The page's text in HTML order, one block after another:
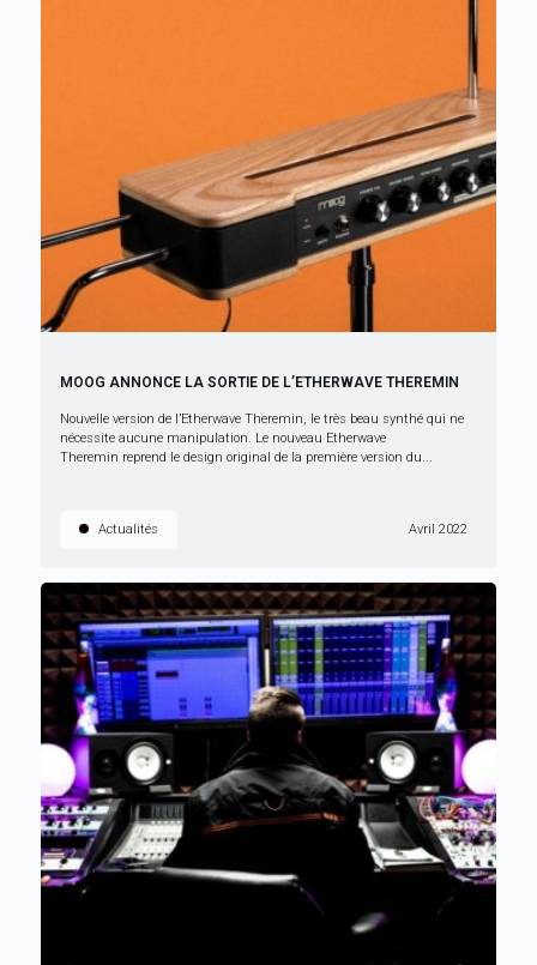
MOOG ANNONCE LA SORTIE DE L’ETHERWAVE THEREMIN
Nouvelle version de l’Etherwave Theremin, le très beau synthé qui ne
nécessite aucune manipulation. Le nouveau Etherwave
Theremin reprend le design original de la première version du...
Actualités Avril 2022